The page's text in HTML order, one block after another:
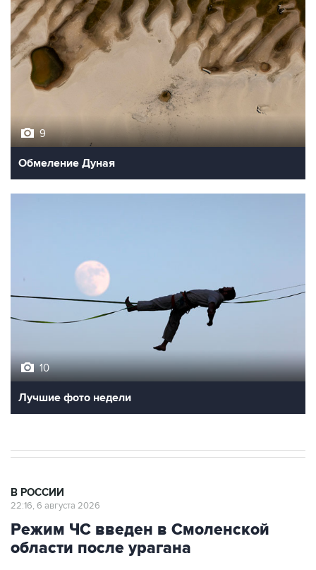
9
Обмеление Дуная
10
Лучшие фото недели
В РОССИИ
22:16, 6 августа 2026
Режим ЧС введен в Смоленской
области после урагана